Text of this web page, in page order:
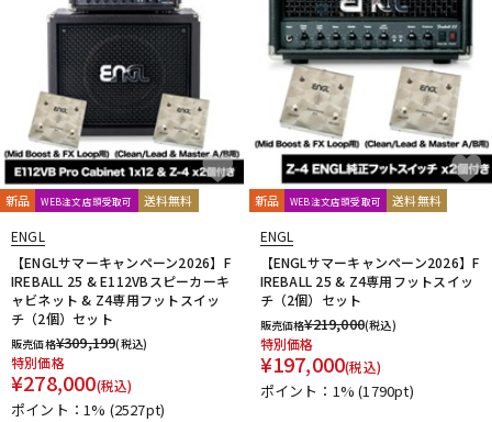
新品 WEB注文店頭受取可 送料無料
ENGL
【ENGLサマーキャンペーン2026】F
IREBALL 25 & E112VBスピーカーキ
ャビネット & Z4専用フットスイッ
チ（2個）セット
販売価格¥309,199(税込)
特別価格
¥278,000(税込)
ポイント：1% (2527pt)
新品 WEB注文店頭受取可 送料無料
ENGL
【ENGLサマーキャンペーン2026】F
IREBALL 25 & Z4専用フットスイッ
チ（2個）セット
販売価格¥219,000(税込)
特別価格
¥197,000(税込)
ポイント：1%(1790pt)